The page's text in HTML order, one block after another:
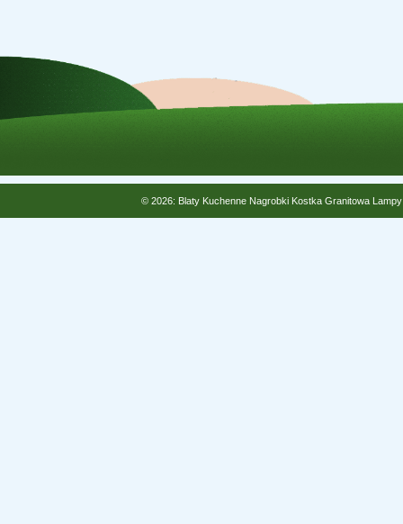
© 2026: Blaty Kuchenne Nagrobki Kostka Granitowa